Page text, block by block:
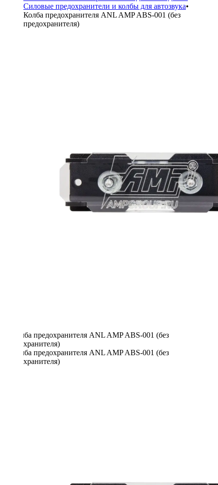
Силовые предохранители и колбы для автозвука•
Колба предохранителя ANL AMP ABS-001 (без
предохранителя)